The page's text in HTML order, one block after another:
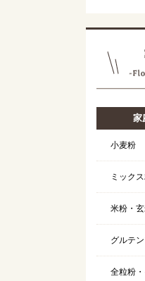
家
小麦粉
ミック
米粉・
グルテ
全粒粉